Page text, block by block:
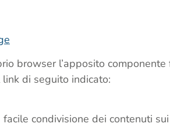
browser l’apposito componente
di seguito indicato:
condivisione dei contenuti